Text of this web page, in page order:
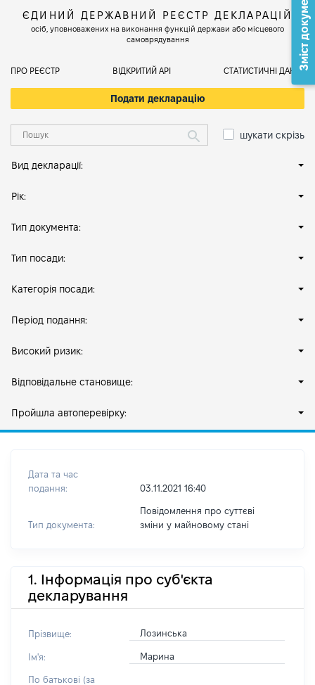
ЄДИНИЙ ДЕРЖАВНИЙ РЕЄСТР ДЕКЛАРАЦІЙ
осіб, уповноважених на виконання функцій держави або місцевого
самоврядування
ПРО РЕЄСТР ВІДКРИТИЙ АРІ СТАТИСТИЧНІ ДАНІ
Подати декларацію
шукати скрізь
Вид декларації:
Рік:
Тип документа:
Тип посади:
Категорія посади:
Період подання:
Високий ризик:
Відповідальне становище:
Пройшла автоперевірку:
Дата та час
подання:
03.11.2021 16:40
Тип документа:
Повідомлення про суттєві
зміни y майновому стані
1. Інформація про суб'єкта
декларування
Прізвище: Лозинська
Ім'я: Марина
По батькові (за
Зміст документа